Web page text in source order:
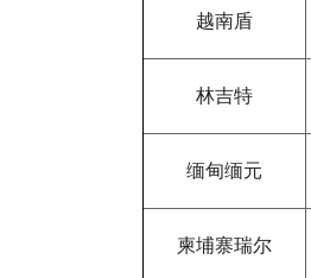
越南盾
林吉特
缅甸缅元
柬埔寨瑞尔